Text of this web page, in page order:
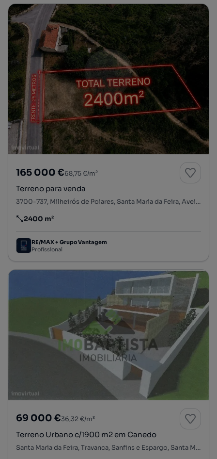
165 000 €68,75 €/m²
Terreno para venda
3700-737, Milheirós de Poiares, Santa Maria da Feira, Aveiro
Preço por metro quadrado
2400 m²
RE/MAX + Grupo Vantagem
Profissional
69 000 €36,32 €/m²
Terreno Urbano c/1900 m2 em Canedo
Santa Maria da Feira, Travanca, Sanfins e Espargo, Santa Maria da Feira, Aveiro